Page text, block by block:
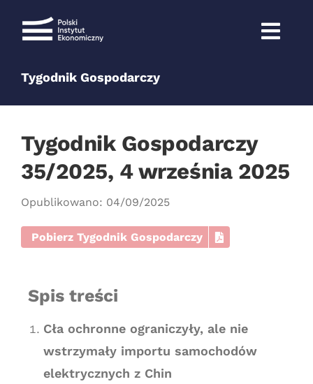
Tygodnik Gospodarczy
Tygodnik Gospodarczy
35/2025, 4 września 2025
Opublikowano: 04/09/2025
Pobierz Tygodnik Gospodarczy
Spis treści
Cła ochronne ograniczyły, ale nie
wstrzymały importu samochodów
elektrycznych z Chin